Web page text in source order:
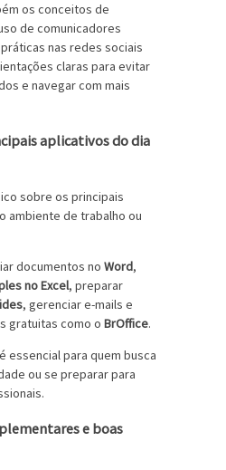
os conceitos de
de comunicadores
nas redes sociais
claras para evitar
e navegar com mais
aplicativos do dia
sobre os principais
ambiente de trabalho ou
documentos no Word,
no Excel, preparar
, gerenciar e-mails e
gratuitas como o BrOffice.
essencial para quem busca
ou se preparar para
e boas